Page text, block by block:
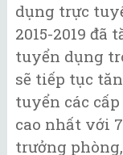
dụng trực
2015-2019 đã
tuyển dụng
sẽ tiếp tục
tuyển các
cao nhất với
trưởng